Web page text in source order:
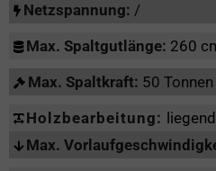
Netzspannung: /
Max. Spaltgutlänge: 260
Max. Spaltkraft: 50 Tonnen
Holzbearbeitung: liegend
Max.